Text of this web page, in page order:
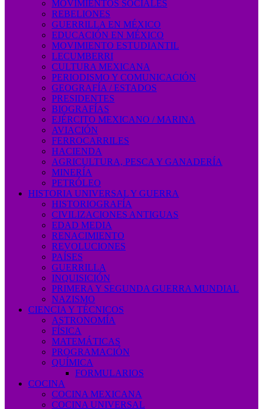
MOVIMIENTOS SOCIALES
REBELIONES
GUERRILLA EN MÉXICO
EDUCACIÓN EN MÉXICO
MOVIMIENTO ESTUDIANTIL
LECUMBERRI
CULTURA MEXICANA
PERIODISMO Y COMUNICACIÓN
GEOGRAFÍA / ESTADOS
PRESIDENTES
BIOGRAFÍAS
EJÉRCITO MEXICANO / MARINA
AVIACIÓN
FERROCARRILES
HACIENDA
AGRICULTURA, PESCA Y GANADERÍA
MINERÍA
PETRÓLEO
HISTORIA UNIVERSAL Y GUERRA
HISTORIOGRAFÍA
CIVILIZACIONES ANTIGUAS
EDAD MEDIA
RENACIMIENTO
REVOLUCIONES
PAÍSES
GUERRILLA
INQUISICIÓN
PRIMERA Y SEGUNDA GUERRA MUNDIAL
NAZISMO
CIENCIA Y TÉCNICOS
ASTRONOMÍA
FÍSICA
MATEMÁTICAS
PROGRAMACIÓN
QUÍMICA
FORMULARIOS
COCINA
COCINA MEXICANA
COCINA UNIVERSAL